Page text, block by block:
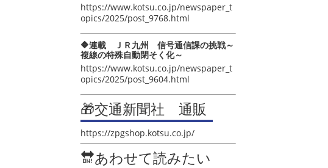
https://www.kotsu.co.jp/newspaper_t
opics/2025/post_9768.html
🔶連載 ＪＲ九州 信号通信課の挑戦～
複線の特殊自動閉そく化～
https://www.kotsu.co.jp/newspaper_t
opics/2025/post_9604.html
🎁交通新聞社 通販
https://zpgshop.kotsu.co.jp/
🔛あわせて読みたい